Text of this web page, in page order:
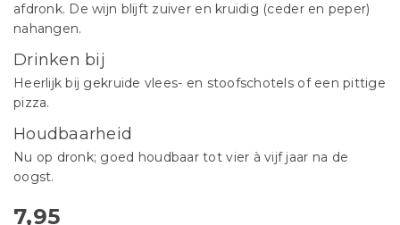
afdronk. De wijn blijft zuiver en kruidig (ceder en peper)
nahangen.
Drinken bij
Heerlijk bij gekruide vlees- en stoofschotels of een pittige
pizza.
Houdbaarheid
Nu op dronk; goed houdbaar tot vier à vijf jaar na de
oogst.
7,95